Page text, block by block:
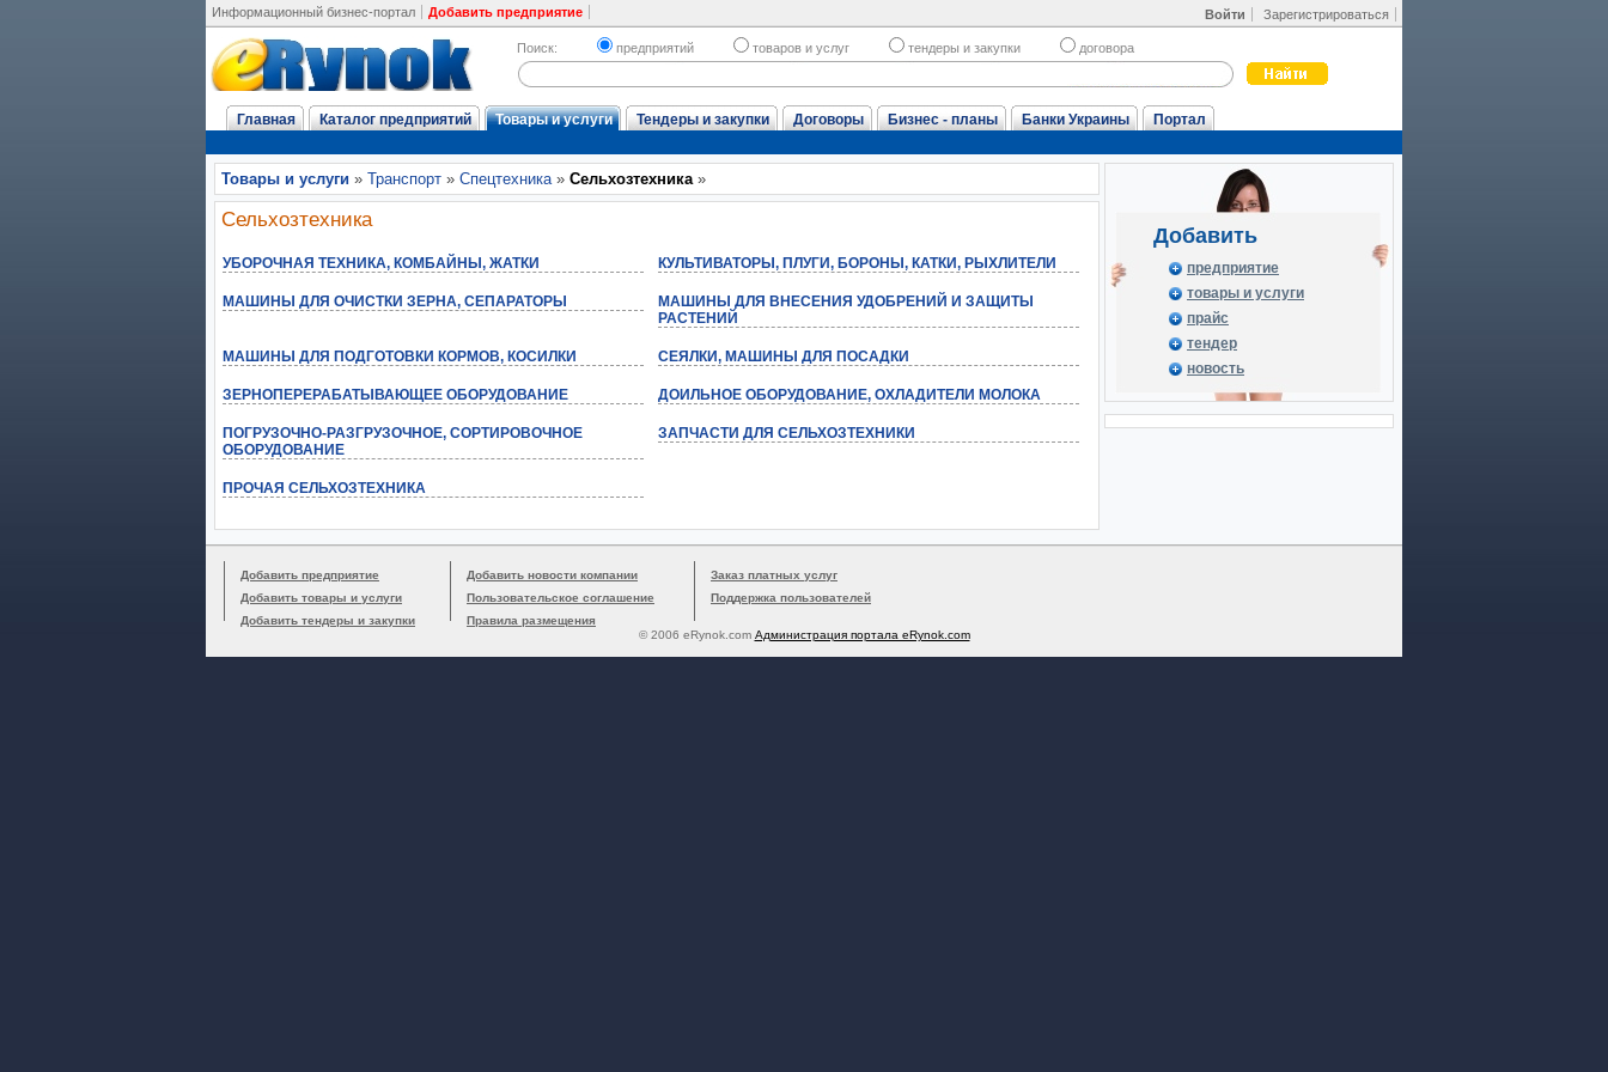
Войти Зарегистрироваться
Информационный бизнес-портал Добавить предприятие
Поиск: предприятий товаров и услуг тендеры и закупки договора
Главная Каталог предприятий Товары и услуги Тендеры и закупки Договоры Бизнес - планы Банки Украины Портал
Товары и услуги » Транспорт » Спецтехника» Сельхозтехника»
Сельхозтехника
УБОРОЧНАЯ ТЕХНИКА, КОМБАЙНЫ, ЖАТКИ КУЛЬТИВАТОРЫ, ПЛУГИ, БОРОНЫ, КАТКИ, РЫХЛИТЕЛИ
МАШИНЫ ДЛЯ ОЧИСТКИ ЗЕРНА, СЕПАРАТОРЫ
МАШИНЫ ДЛЯ ВНЕСЕНИЯ УДОБРЕНИЙ И ЗАЩИТЫ
РАСТЕНИЙ
МАШИНЫ ДЛЯ ПОДГОТОВКИ КОРМОВ, КОСИЛКИ СЕЯЛКИ, МАШИНЫ ДЛЯ ПОСАДКИ
ЗЕРНОПЕРЕРАБАТЫВАЮЩЕЕ ОБОРУДОВАНИЕ ДОИЛЬНОЕ ОБОРУДОВАНИЕ, ОХЛАДИТЕЛИ МОЛОКА
ПОГРУЗОЧНО-РАЗГРУЗОЧНОЕ, СОРТИРОВОЧНОЕ
ОБОРУДОВАНИЕ
ЗАПЧАСТИ ДЛЯ СЕЛЬХОЗТЕХНИКИ
ПРОЧАЯ СЕЛЬХОЗТЕХНИКА
Добавить
предприятие
товары и услуги
прайс
тендер
новость
Добавить предприятие
Добавить товары и услуги
Добавить тендеры и закупки
Добавить новости компании
Пользовательское соглашение
Правила размещения
Заказ платных услуг
Поддержка пользователей
© 2006 eRynok.com Администрация портала eRynok.com